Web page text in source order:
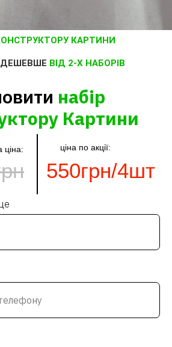
КАРТИНИ
ДЕШЕВШЕ ВІД 2-Х НАБОРІВ
набір
Картини
ціна:
550грн/4шт
ціна по акції: